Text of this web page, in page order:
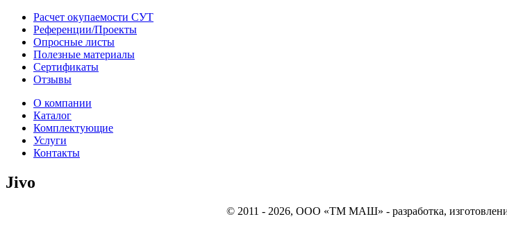
Расчет окупаемости СУТ
Референции/Проекты
Опросные листы
Полезные материалы
Сертификаты
Отзывы
О компании
Каталог
Комплектующие
Услуги
Контакты
Jivo
© 2011 - 2026, ООО «ТМ МАШ» - разработка,